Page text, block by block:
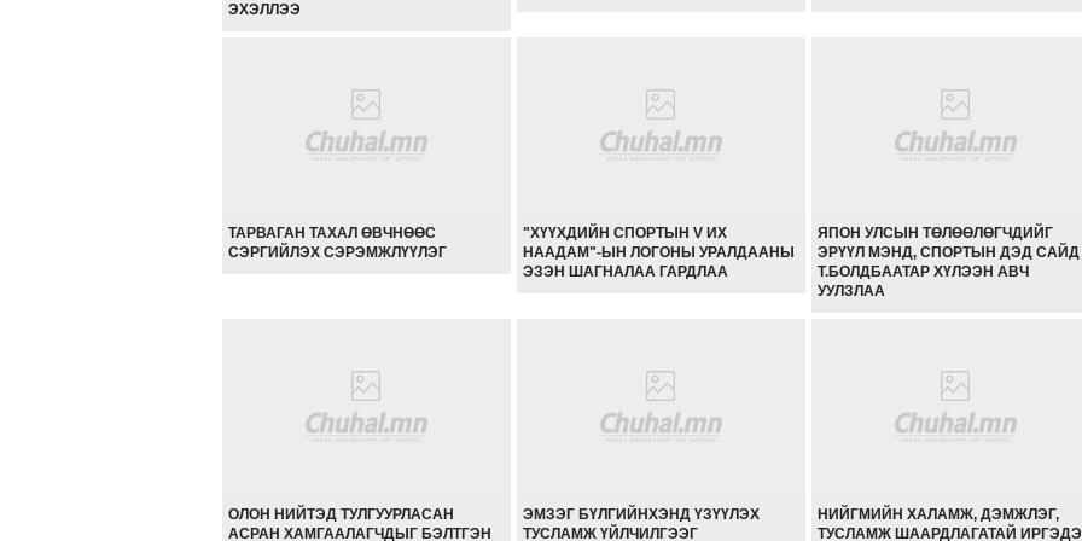
ЭХЭЛЛЭЭ
ТАРВАГАН ТАХАЛ ӨВЧНӨӨС
СЭРГИЙЛЭХ СЭРЭМЖЛҮҮЛЭГ
"ХҮҮХДИЙН СПОРТЫН V ИХ
НААДАМ"-ЫН ЛОГОНЫ УРАЛДААНЫ
ЭЗЭН ШАГНАЛАА ГАРДЛАА
ЯПОН УЛСЫН ТӨЛӨӨЛӨГЧДИЙГ
ЭРҮҮЛ МЭНД, СПОРТЫН ДЭД САЙД
Т.БОЛДБААТАР ХҮЛЭЭН АВЧ
УУЛЗЛАА
ОЛОН НИЙТЭД ТУЛГУУРЛАСАН
АСРАН ХАМГААЛАГЧДЫГ БЭЛТГЭН
ЭМЗЭГ БҮЛГИЙНХЭНД ҮЗҮҮЛЭХ
ТУСЛАМЖ ҮЙЛЧИЛГЭЭГ
НИЙГМИЙН ХАЛАМЖ, ДЭМЖЛЭГ,
ТУСЛАМЖ ШААРДЛАГАТАЙ